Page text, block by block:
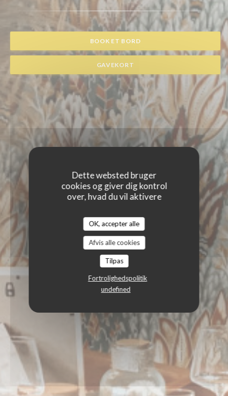
Dette websted bruger
cookies og giver dig kontrol
over, hvad du vil aktivere
OK, accepter alle
Afvis alle cookies
Tilpas
Fortrolighedspolitik
undefined
BOOK ET BORD
GAVEKORT